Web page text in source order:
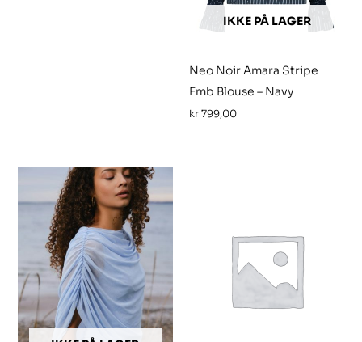
IKKE PÅ LAGER
Neo Noir Amara Stripe
Emb Blouse – Navy
kr799,00